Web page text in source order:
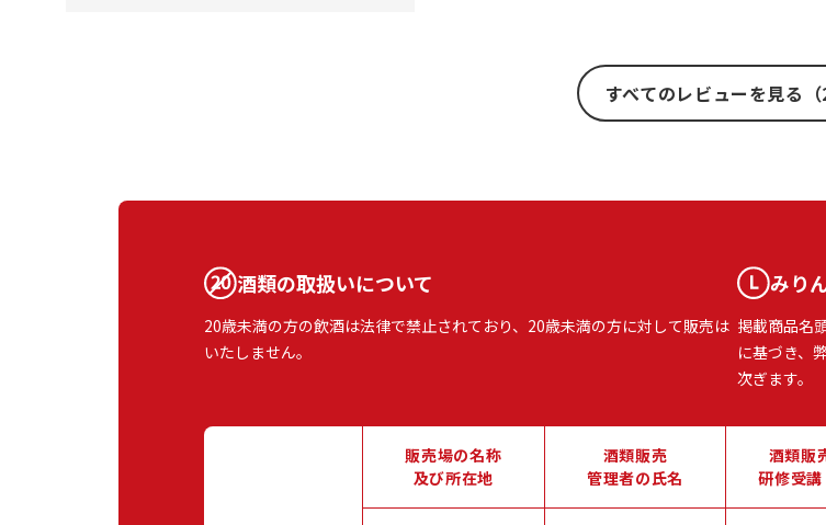
すべてのレビューを見る（
酒類の取扱いについて
20歳未満の方の飲酒は法律で禁止されており、20歳未満の方に対して販売は
いたしません。
みり
掲載商品名
に基づき、
次ぎます。
販売場の名称
及び所在地
酒類販売
管理者の氏名
酒類販
研修受講